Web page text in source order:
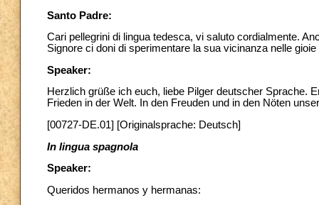
Santo Padre:
Cari pellegrini di lingua tedesca, vi saluto cordialmente.
Signore ci doni di sperimentare la sua vicinanza nelle
Speaker:
Herzlich grüße ich euch, liebe Pilger deutscher Sprache.
Frieden in der Welt. In den Freuden und in den Nöten
[00727-DE.01] [Originalsprache: Deutsch]
In lingua spagnola
Speaker:
Queridos hermanos y hermanas: